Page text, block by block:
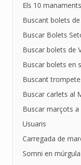
Els 10
Buscant bolets
Buscar Bolets
Buscar bolets de
Buscar bolets en
Buscant
Buscar carlets al
Buscar marçots a
Usuaris
Carregada de
Somni en múrgula